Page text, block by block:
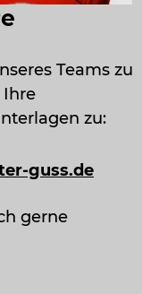
Teams zu
Ihre
zu:
guss.de
gerne